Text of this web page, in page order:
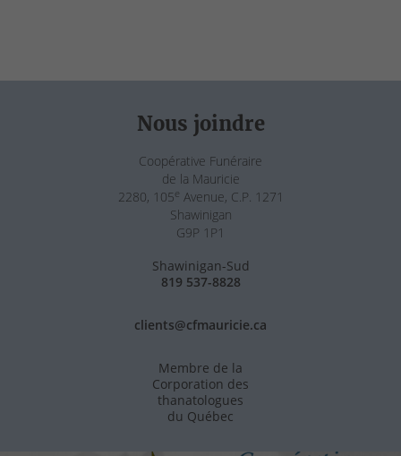
Nous joindre
Coopérative Funéraire
de la Mauricie
2280, 105e Avenue, C.P. 1271
Shawinigan
G9P 1P1
Shawinigan-Sud
819 537-8828
clients@cfmauricie.ca
Membre de la
Corporation des
thanatologues
du Québec